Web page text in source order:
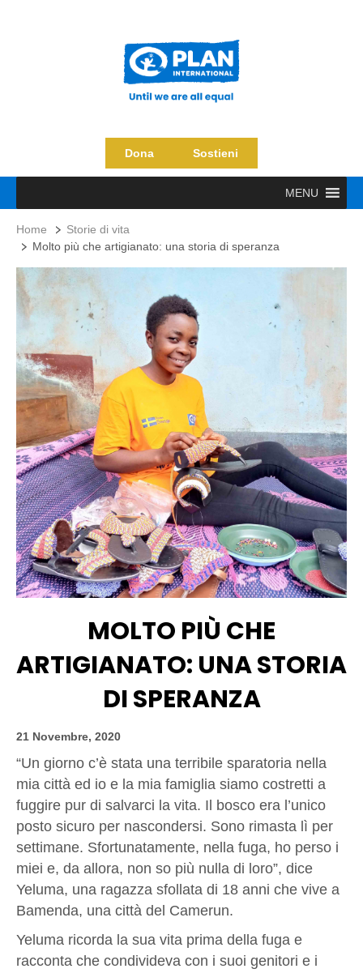
Dona Sostieni
MENU
Home
Storie di vita
Molto più che artigianato: una storia di speranza
MOLTO PIÙ CHE
ARTIGIANATO: UNA STORIA
DI SPERANZA
21 Novembre, 2020
“Un giorno c’è stata una terribile sparatoria nella
mia città ed io e la mia famiglia siamo costretti a
fuggire pur di salvarci la vita. Il bosco era l’unico
posto sicuro per nascondersi. Sono rimasta lì per
settimane. Sfortunatamente, nella fuga, ho perso i
miei e, da allora, non so più nulla di loro”, dice
Yeluma, una ragazza sfollata di 18 anni che vive a
Bamenda, una città del Camerun.
Yeluma ricorda la sua vita prima della fuga e
racconta che condivideva con i suoi genitori e i